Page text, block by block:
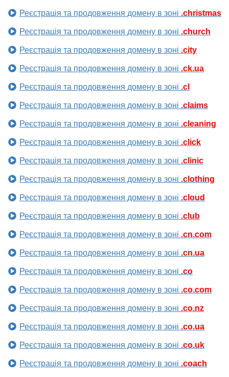
Реєстрація та продовження домену в зоні .christmas
Реєстрація та продовження домену в зоні .church
Реєстрація та продовження домену в зоні .city
Реєстрація та продовження домену в зоні .ck.ua
Реєстрація та продовження домену в зоні .cl
Реєстрація та продовження домену в зоні .claims
Реєстрація та продовження домену в зоні .cleaning
Реєстрація та продовження домену в зоні .click
Реєстрація та продовження домену в зоні .clinic
Реєстрація та продовження домену в зоні .clothing
Реєстрація та продовження домену в зоні .cloud
Реєстрація та продовження домену в зоні .club
Реєстрація та продовження домену в зоні .cn.com
Реєстрація та продовження домену в зоні .cn.ua
Реєстрація та продовження домену в зоні .co
Реєстрація та продовження домену в зоні .co.com
Реєстрація та продовження домену в зоні .co.nz
Реєстрація та продовження домену в зоні .co.ua
Реєстрація та продовження домену в зоні .co.uk
Реєстрація та продовження домену в зоні .coach